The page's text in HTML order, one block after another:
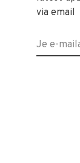
via email